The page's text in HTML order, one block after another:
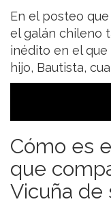
En el posteo
el galán chileno
inédito en el que
hijo, Bautista,
Cómo es
que
Vicuña de